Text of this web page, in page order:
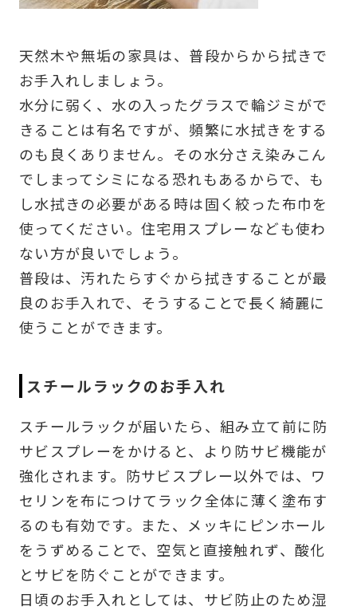
天然木や無垢の家具は、普段からから拭きで
お手入れしましょう。
水分に弱く、水の入ったグラスで輪ジミがで
きることは有名ですが、頻繁に水拭きをする
のも良くありません。その水分さえ染みこん
でしまってシミになる恐れもあるからで、も
し水拭きの必要がある時は固く絞った布巾を
使ってください。住宅用スプレーなども使わ
ない方が良いでしょう。
普段は、汚れたらすぐから拭きすることが最
良のお手入れで、そうすることで長く綺麗に
使うことができます。
スチールラックのお手入れ
スチールラックが届いたら、組み立て前に防
サビスプレーをかけると、より防サビ機能が
強化されます。防サビスプレー以外では、ワ
セリンを布につけてラック全体に薄く塗布す
るのも有効です。また、メッキにピンホール
をうずめることで、空気と直接触れず、酸化
とサビを防ぐことができます。
日頃のお手入れとしては、サビ防止のため湿